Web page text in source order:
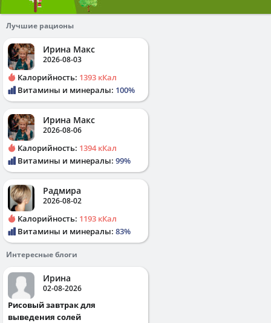
Лучшие рационы
Ирина Макс
2026-08-03
Калорийность: 1393 кКал
Витамины и минералы: 100%
Ирина Макс
2026-08-06
Калорийность: 1394 кКал
Витамины и минералы: 99%
Радмира
2026-08-02
Калорийность: 1193 кКал
Витамины и минералы: 83%
Интересные блоги
Ирина
02-08-2026
Рисовый завтрак для
выведения солей